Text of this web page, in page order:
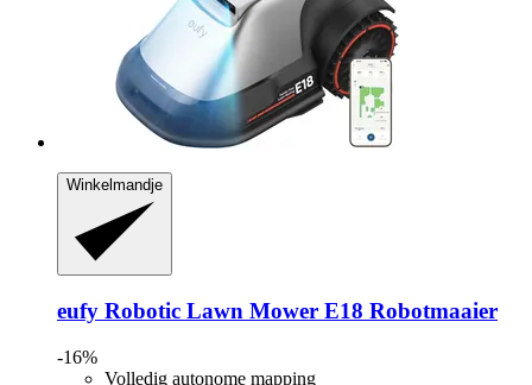
Winkelmandje
eufy Robotic Lawn Mower E18 Robotmaaier
-16%
Volledig autonome mapping